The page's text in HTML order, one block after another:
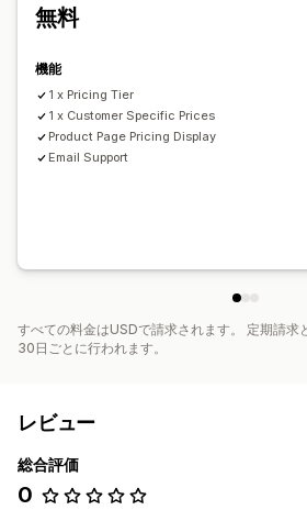
無料
機能
1 x Pricing Tier
1 x Customer Specific Prices
Product Page Pricing Display
Email Support
すべての料金はUSDで請求されます。 定期請求
30日ごとに行われます。
レビュー
総合評価
0